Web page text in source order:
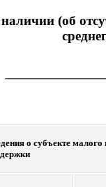
(об
о субъекте малого